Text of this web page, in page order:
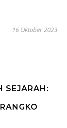
16 Oktober 2023
SEJARAH: